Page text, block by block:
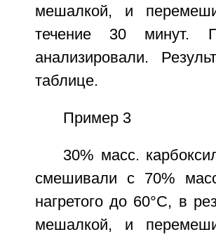
мешалкой, и
течение 30 минут.
анализировали.
таблице.
Пример 3
30% масс.
смешивали с 70%
нагретого до 60°C, в
мешалкой, и